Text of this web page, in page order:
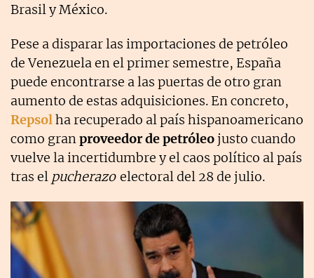
Brasil y México.
Pese a disparar las importaciones de petróleo
de Venezuela en el primer semestre, España
puede encontrarse a las puertas de otro gran
aumento de estas adquisiciones. En concreto,
Repsolha recuperado al país hispanoamericano
como granproveedor de petróleojusto cuando
vuelve la incertidumbre y el caos político al país
tras el pucherazo electoral del 28 de julio.